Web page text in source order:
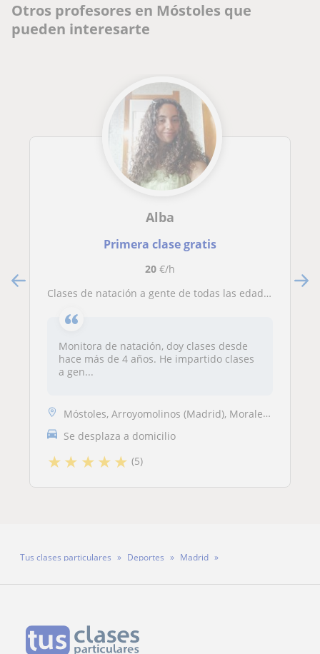
Otros profesores en Móstoles que
pueden interesarte
Alba
Primera clase gratis
20€/h
Clases de natación a gente de todas las edades
Monitora de natación, doy clases desde
hace más de 4 años. He impartido clases
a gen...
Móstoles, Arroyomolinos (Madrid), Moraleja de Enmedio, Villaviciosa de...
Se desplaza a domicilio
★★ ★★★ (5)
Tus clases particulares Deportes
Madrid